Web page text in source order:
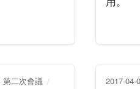
第二次會議 2017-04-